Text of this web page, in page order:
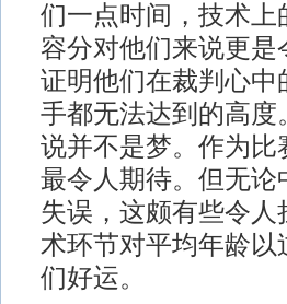
们一点时间，技术
容分对他们来说更
证明他们在裁判心
手都无法达到的高
说并不是梦。作为
最令人期待。但无
失误，这颇有些令
术环节对平均年龄
们好运。